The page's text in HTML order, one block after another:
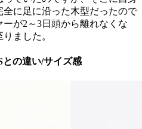
に足に沿った木型だったので
が2～3日頭から離れなくな
ました。
の違い/サイズ感